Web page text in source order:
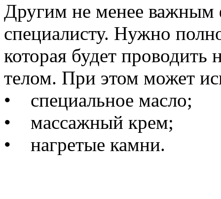
Другим не менее важным
специалисту. Нужно
которая будет
телом. При этом может
• специальное масло;
• массажный крем;
• нагретые камни.